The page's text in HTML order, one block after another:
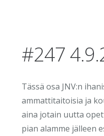
#247
Tässä osa JNV:n
ammattitaitoisia ja
aina jotain uutta
pian alamme jälleen